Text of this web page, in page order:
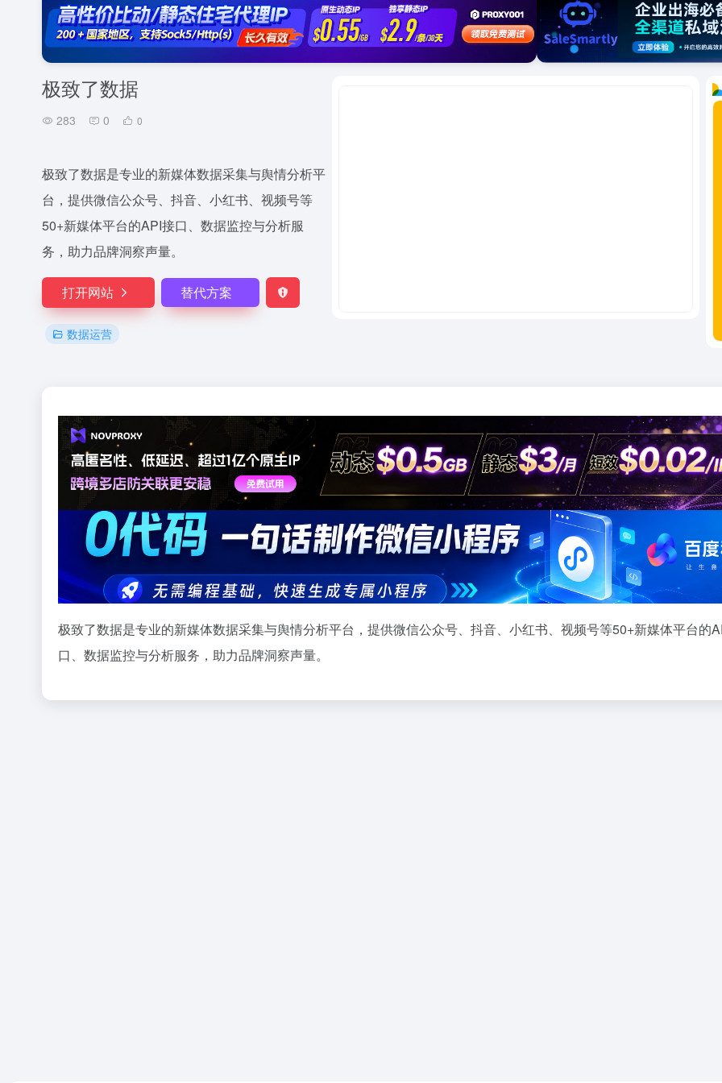
极致了数据
283 0 0
极致了数据是专业的新媒体数据采集与舆情分析平
台，提供微信公众号、抖音、小红书、视频号等
50+新媒体平台的API接口、数据监控与分析服
务，助力品牌洞察声量。
打开网站 替代方案
数据运营
极致了数据是专业的新媒体数据采集与舆情分析平台，提供微信公众号、抖音、小红书、视频号等50+新媒体平台的
口、数据监控与分析服务，助力品牌洞察声量。